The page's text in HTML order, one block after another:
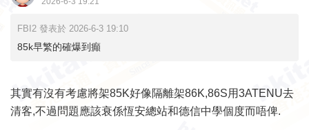
FBI2 發表於 2026-6-3 19:10
85k早繁的確爆到癲
其實有沒有考慮將架85K好像隔離架86K,86S用3ATENU去
清客,不過問題應該衰係恆安總站和德信中學個度而唔俾.